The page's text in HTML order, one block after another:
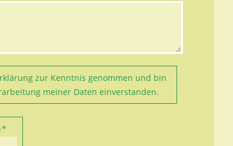
zur Kenntnis genommen und bin
meiner Daten einverstanden.
*